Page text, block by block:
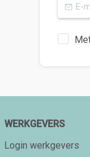
WERKGEVERS
Login werkgevers